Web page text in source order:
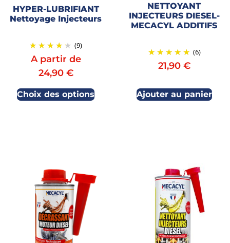
HYPER-LUBRIFIANT
Nettoyage Injecteurs
(9)
A partir de
24,90 €
Choix des options
NETTOYANT
INJECTEURS DIESEL-
MECACYL ADDITIFS
(6)
21,90 €
Ajouter au panier